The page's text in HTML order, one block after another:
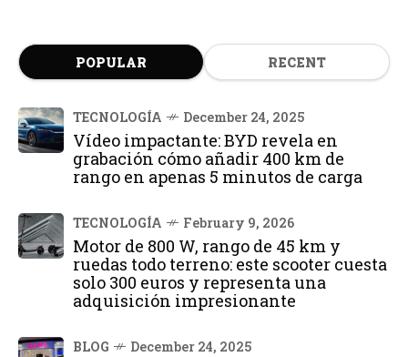
POPULAR RECENT
TECNOLOGÍA December 24, 2025
Vídeo impactante: BYD revela en
grabación cómo añadir 400 km de
rango en apenas 5 minutos de carga
TECNOLOGÍA February 9, 2026
Motor de 800 W, rango de 45 km y
ruedas todo terreno: este scooter cuesta
solo 300 euros y representa una
adquisición impresionante
BLOG December 24, 2025